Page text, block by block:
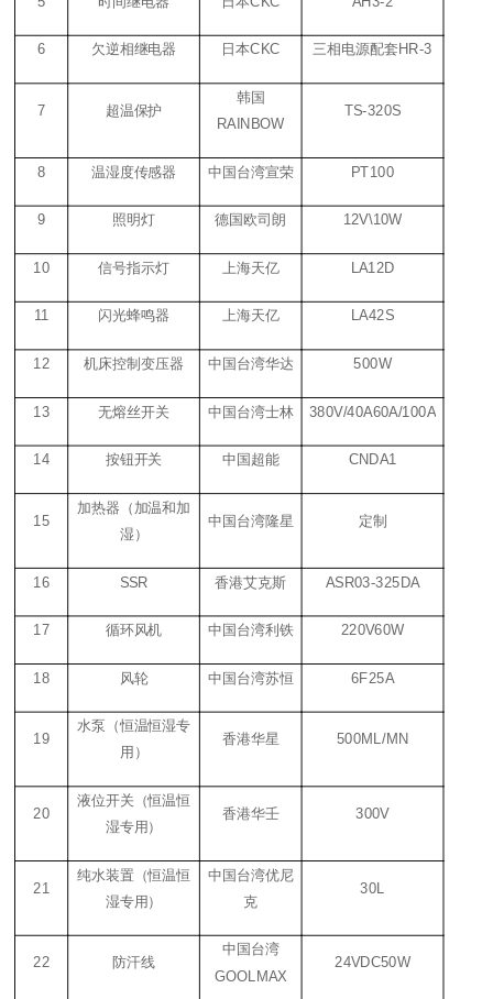
6 欠逆相继电器 日本CKC 三相电源配套 HR-3
7 超温保护
韩国
RAINBOW
TS-320S
8 温湿度传感器 中国台湾宣荣 PT100
9 照明灯 德国欧司朗 12V\10W
10 信号指示灯 上海天亿 LA12D
11 闪光蜂鸣器 上海天亿 LA42S
12 机床控制变压器 中国台湾华达 500W
13 无熔丝开关 中国台湾士林 380V/40A60A/100A
14 按钮开关 中国超能 CNDA1
15
加热器（加温和加
湿）
中国台湾隆星 定制
16 SSR 香港艾克斯 ASR03-325DA
17 循环风机 中国台湾利铁 220V60W
18 风轮 中国台湾苏恒 6F25A
19
水泵（恒温恒湿专
用）
香港华星 500ML/MN
20
液位开关（恒温恒
湿专用）
香港华壬 300V
21
纯水装置（恒温恒
湿专用）
中国台湾优尼
克
30L
22 防汗线
中国台湾
GOOLMAX
24VDC50W